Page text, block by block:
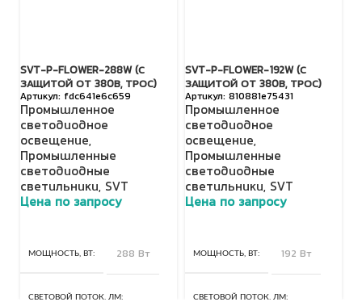
SVT-P-FLOWER-288W (С
ЗАЩИТОЙ ОТ 380В, ТРОС)
fdc641e6c659
Промышленное
светодиодное
освещение,
Промышленные
светодиодные
светильники, SVT
Цена по запросу
МОЩНОСТЬ, ВТ 288 Вт
СВЕТОВОЙ ПОТОК, ЛМ
SVT-P-FLOWER-192W (С
ЗАЩИТОЙ ОТ 380В, ТРОС)
810881e75431
Промышленное
светодиодное
освещение,
Промышленные
светодиодные
светильники, SVT
Цена по запросу
МОЩНОСТЬ, ВТ 192 Вт
СВЕТОВОЙ ПОТОК, ЛМ